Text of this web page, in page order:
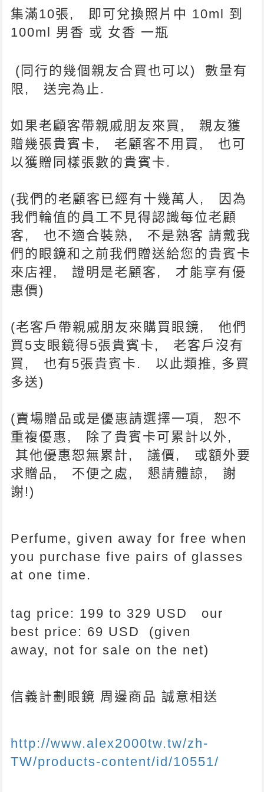
集滿10張, 即可兌換照片中 10ml 到
100ml 男香 或 女香 一瓶
(同行的幾個親友合買也可以) 數量有
限, 送完為止.
如果老顧客帶親戚朋友來買, 親友獲
贈幾張貴賓卡, 老顧客不用買, 也可
以獲贈同樣張數的貴賓卡.
(我們的老顧客已經有十幾萬人, 因為
我們輪值的員工不見得認識每位老顧
客, 也不適合裝熟, 不是熟客 請戴我
們的眼鏡和之前我們贈送給您的貴賓卡
來店裡, 證明是老顧客, 才能享有優
惠價)
(老客戶帶親戚朋友來購買眼鏡, 他們
買5支眼鏡得5張貴賓卡, 老客戶沒有
買, 也有5張貴賓卡. 以此類推, 多買
多送)
(賣場贈品或是優惠請選擇一項, 恕不
重複優惠, 除了貴賓卡可累計以外,
其他優惠恕無累計, 議價, 或額外要
求贈品, 不便之處, 懇請體諒, 謝
謝!)
Perfume, given away for free when
you purchase five pairs of glasses
at one time.
tag price: 199 to 329 USD our
best price: 69 USD (given
away, not for sale on the net)
信義計劃眼鏡 周邊商品 誠意相送
http://www.alex2000tw.tw/zh-
TW/products-content/id/10551/